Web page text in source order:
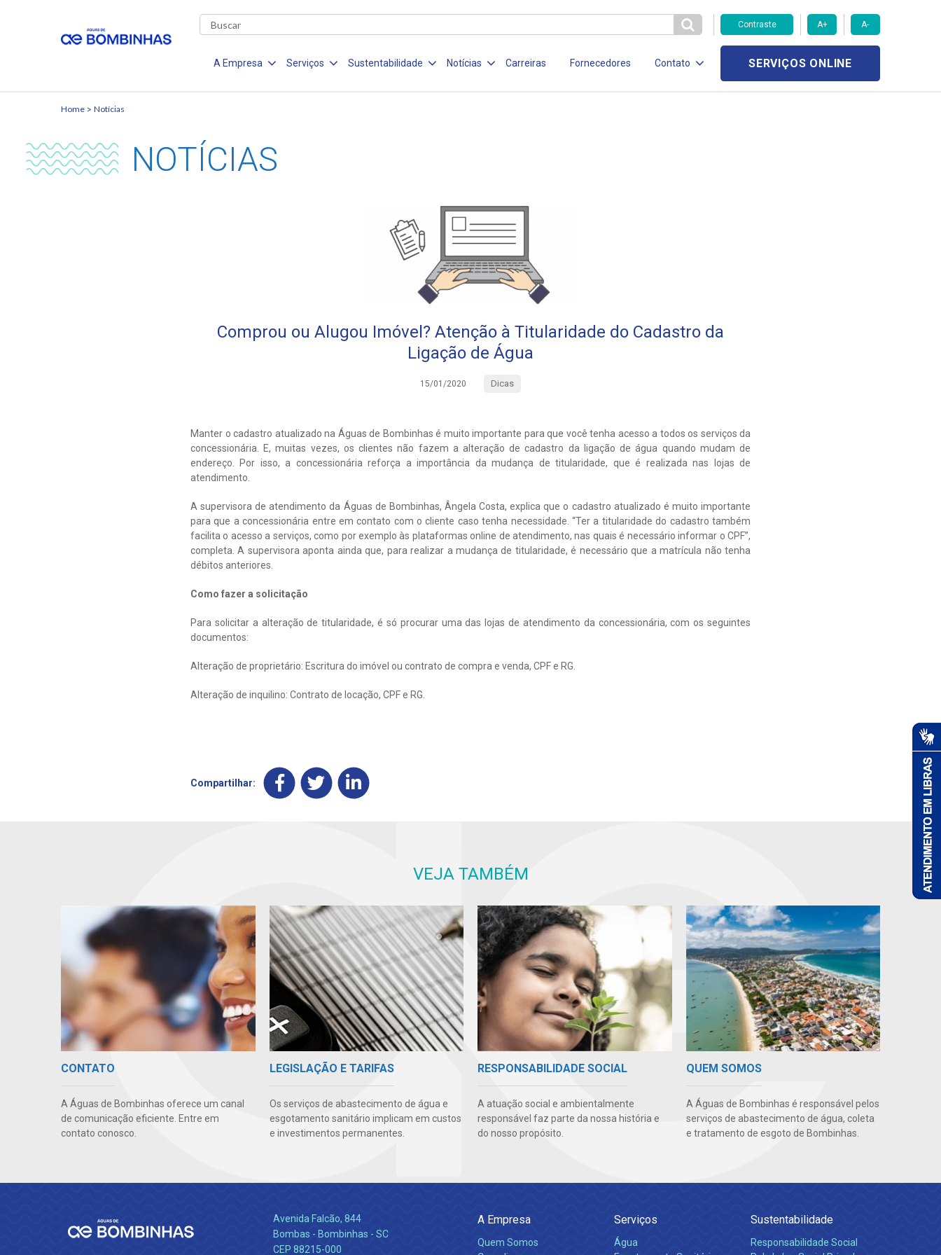
Contraste A+ A-
A Empresa Serviços Sustentabilidade Notícias Carreiras Fornecedores Contato SERVIÇOS ONLINE
Home Notícias
NOTÍCIAS
Comprou ou Alugou Imóvel? Atenção à Titularidade do Cadastro da
Ligação de Água
15/01/2020 Dicas
Manter o cadastro atualizado na Águas de Bombinhas é muito importante para que você tenha acesso a todos os serviços da
concessionária. E, muitas vezes, os clientes não fazem a alteração de cadastro da ligação de água quando mudam de
endereço. Por isso, a concessionária reforça a importância da mudança de titularidade, que é realizada nas lojas de
atendimento.
A supervisora de atendimento da Águas de Bombinhas, Ângela Costa, explica que o cadastro atualizado é muito importante
para que a concessionária entre em contato com o cliente caso tenha necessidade. “Ter a titularidade do cadastro também
facilita o acesso a serviços, como por exemplo às plataformas online de atendimento, nas quais é necessário informar o CPF”,
completa. A supervisora aponta ainda que, para realizar a mudança de titularidade, é necessário que a matrícula não tenha
débitos anteriores.
Como fazer a solicitação
Para solicitar a alteração de titularidade, é só procurar uma das lojas de atendimento da concessionária, com os seguintes
documentos:
Alteração de proprietário: Escritura do imóvel ou contrato de compra e venda, CPF e RG.
Alteração de inquilino: Contrato de locação, CPF e RG.
Compartilhar:
VEJA TAMBÉM
CONTATO
A Águas de Bombinhas oferece um canal
de comunicação eficiente. Entre em
contato conosco.
LEGISLAÇÃO E TARIFAS
Os serviços de abastecimento de água e
esgotamento sanitário implicam em custos
e investimentos permanentes.
RESPONSABILIDADE SOCIAL
A atuação social e ambientalmente
responsável faz parte da nossa história e
do nosso propósito.
QUEM SOMOS
A Águas de Bombinhas é responsável pelos
serviços de abastecimento de água, coleta
e tratamento de esgoto de Bombinhas.
Avenida Falcão, 844
Bombas - Bombinhas - SC
CEP 88215-000
A Empresa
Quem Somos
Serviços
Água
Sustentabilidade
Responsabilidade Social